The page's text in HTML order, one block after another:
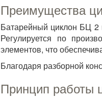
Преимущества
Батарейный циклон БЦ 2
Регулируется по
элементов, что
Благодаря разборной
Принцип работы